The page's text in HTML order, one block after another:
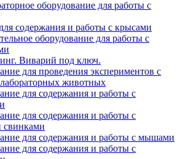
оборудование для работы с
содержания и работы с крысами
оборудование для работы с
Виварий под ключ.
для проведения экспериментов с
животных
для содержания и работы с
для содержания и работы с
свинками
для содержания и работы с мышами
для содержания и работы с